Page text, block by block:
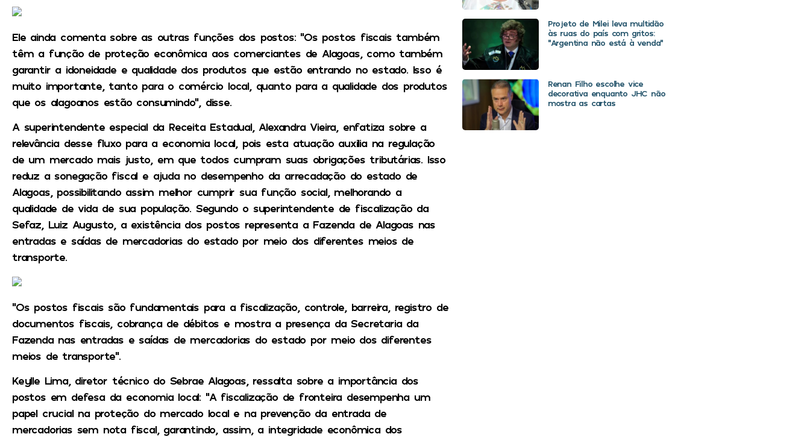
Ele ainda comenta sobre as outras funções dos postos: “Os postos fiscais também
têm a função de proteção econômica aos comerciantes de Alagoas, como também
garantir a idoneidade e qualidade dos produtos que estão entrando no estado. Isso é
muito importante, tanto para o comércio local, quanto para a qualidade dos produtos
que os alagoanos estão consumindo”, disse.
A superintendente especial da Receita Estadual, Alexandra Vieira, enfatiza sobre a
relevância desse fluxo para a economia local, pois esta atuação auxilia na regulação
de um mercado mais justo, em que todos cumpram suas obrigações tributárias. Isso
reduz a sonegação fiscal e ajuda no desempenho da arrecadação do estado de
Alagoas, possibilitando assim melhor cumprir sua função social, melhorando a
qualidade de vida de sua população. Segundo o superintendente de fiscalização da
Sefaz, Luiz Augusto, a existência dos postos representa a Fazenda de Alagoas nas
entradas e saídas de mercadorias do estado por meio dos diferentes meios de
transporte.
“Os postos fiscais são fundamentais para a fiscalização, controle, barreira, registro de
documentos fiscais, cobrança de débitos e mostra a presença da Secretaria da
Fazenda nas entradas e saídas de mercadorias do estado por meio dos diferentes
meios de transporte”.
Keylle Lima, diretor técnico do Sebrae Alagoas, ressalta sobre a importância dos
postos em defesa da economia local: “A fiscalização de fronteira desempenha um
papel crucial na proteção do mercado local e na prevenção da entrada de
mercadorias sem nota fiscal, garantindo, assim, a integridade econômica dos
Projeto de Milei leva multidão
às ruas do país com gritos:
“Argentina não está à venda”
Renan Filho escolhe vice
decorativa enquanto JHC não
mostra as cartas